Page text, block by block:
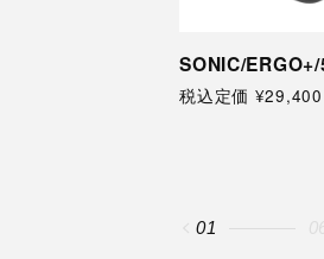
SONIC/ERGO+/52 ASA
税込定価 ¥29,400
02